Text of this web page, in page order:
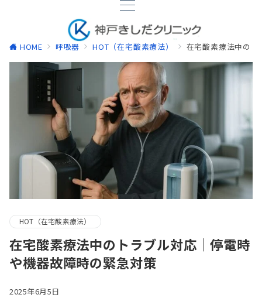
HOME 呼吸器 HOT（在宅酸素療法） 在宅酸素療法中の
HOT（在宅酸素療法）
在宅酸素療法中のトラブル対応｜停電時
や機器故障時の緊急対策
2025年6月5日